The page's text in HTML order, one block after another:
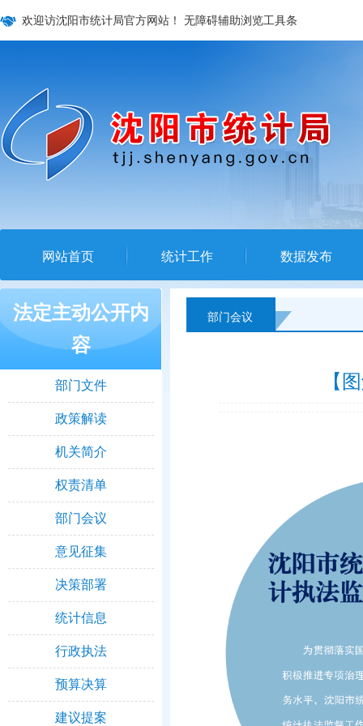
欢迎访沈阳市统计局官方网站！ 无障碍辅助浏览工具条
网站首页 统计工作 数据发布
法定主动公开内
容
部门文件
政策解读
机关简介
权责清单
部门会议
意见征集
决策部署
统计信息
行政执法
预算决算
建议提案
部门会议
【